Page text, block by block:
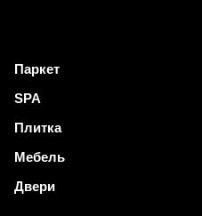
Паркет
SPA
Плитка
Мебель
Двери